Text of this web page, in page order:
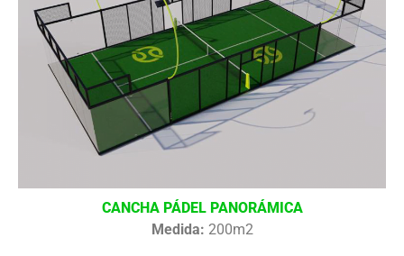
CANCHA PÁDEL PANORÁMICA
Medida: 200m2